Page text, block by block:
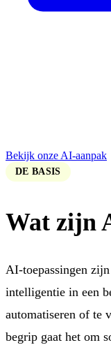
Bekijk onze AI-aanpak
DE BASIS
Wat zijn
AI-toepassingen
intelligentie in een
automatiseren of te
begrip gaat het om